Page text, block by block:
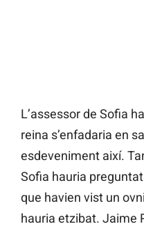
L’assessor de Sofia
reina s’enfadaria en
esdeveniment així.
Sofia hauria
que havien vist un
hauria etzibat. Jaime